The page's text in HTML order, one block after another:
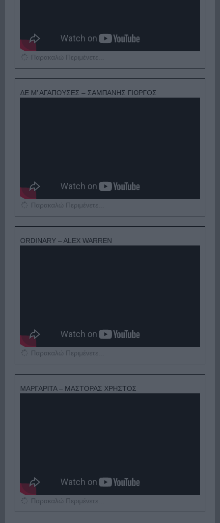
Παρακαλώ Περιμένετε...
ΔΕ Μ’ ΑΓΑΠΟΥΣΕΣ – ΣΑΜΠΑΝΗΣ ΓΙΩΡΓΟΣ
Παρακαλώ Περιμένετε...
ORDINARY – ALEX WARREN
Παρακαλώ Περιμένετε...
ΜΑΡΓΑΡΙΤΑ – ΜΑΣΤΟΡΑΣ ΧΡΗΣΤΟΣ
Παρακαλώ Περιμένετε...